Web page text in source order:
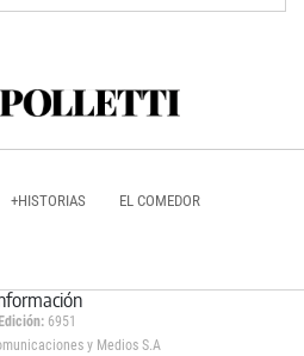
+HISTORIAS EL COMEDOR
Edición: 6951
y Medios S.A